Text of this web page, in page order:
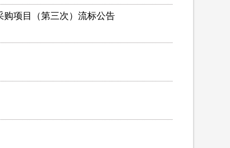
购项目（第三次）流标公告